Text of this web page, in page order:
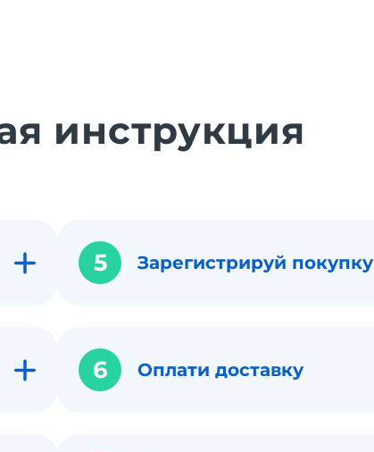
инструкция
5 Зарегистрируй покупку
6 Оплати доставку